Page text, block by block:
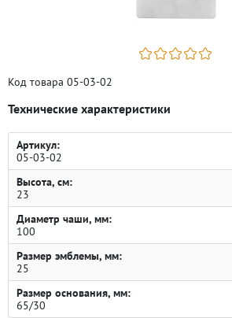
Код товара 05-03-02
Технические характеристики
Артикул:
05-03-02
Высота, см:
23
Диаметр чаши, мм:
100
Размер эмблемы, мм:
25
Размер основания, мм:
65/30